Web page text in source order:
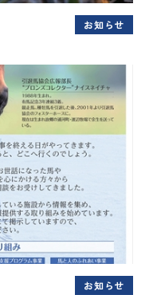
お知らせ
お知らせ